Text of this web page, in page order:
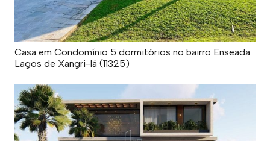
Casa em Condomínio 5 dormitórios no bairro Enseada
Lagos de Xangri-lá (11325)